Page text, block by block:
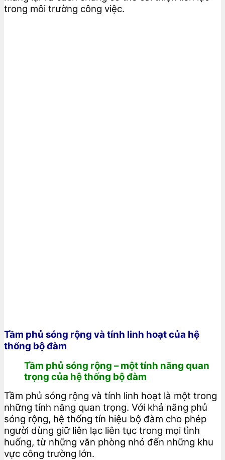
trong môi trường công việc.
Tầm phủ sóng rộng và tính linh hoạt của hệ
thống bộ đàm
Tầm phủ sóng rộng – một tính năng quan
trọng của hệ thống bộ đàm
Tầm phủ sóng rộng và tính linh hoạt là một trong
những tính năng quan trọng. Với khả năng phủ
sóng rộng, hệ thống tín hiệu bộ đàm cho phép
người dùng giữ liên lạc liên tục trong mọi tình
huống, từ những văn phòng nhỏ đến những khu
vực công trường lớn.